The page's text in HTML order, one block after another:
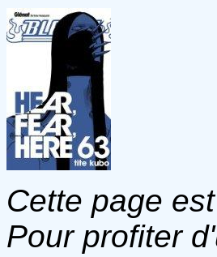
Cette page
Pour profiter